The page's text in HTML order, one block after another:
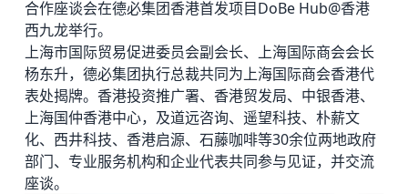
合作座谈会在德必集团香港首发项目DoBe Hub@香港
西九龙举行。
上海市国际贸易促进委员会副会长、上海国际商会会长
杨东升，德必集团执行总裁共同为上海国际商会香港代
表处揭牌。香港投资推广署、香港贸发局、中银香港、
上海国仲香港中心，及道远咨询、遥望科技、朴薪文
化、西井科技、香港启源、石藤咖啡等30余位两地政府
部门、专业服务机构和企业代表共同参与见证，并交流
座谈。